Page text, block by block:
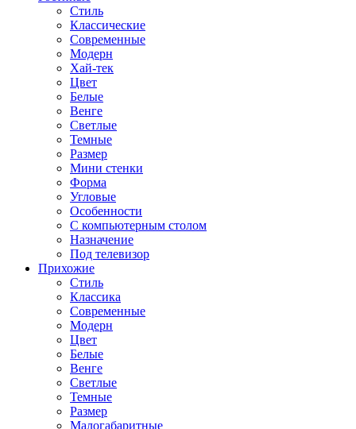
Стиль
Классические
Современные
Модерн
Хай-тек
Цвет
Белые
Венге
Светлые
Темные
Размер
Мини стенки
Форма
Угловые
Особенности
С компьютерным столом
Назначение
Под телевизор
Прихожие
Стиль
Классика
Современные
Модерн
Цвет
Белые
Венге
Светлые
Темные
Размер
Малогабаритные